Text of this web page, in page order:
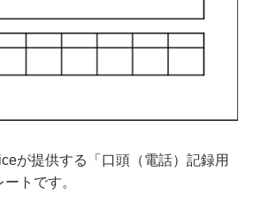
が提供する「口頭（電話）記録用
トです。